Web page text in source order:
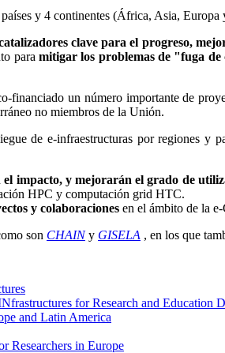
y 4 continentes (África, Asia, Europa
clave para el progreso,
paramitigar los problemas de "fuga
un número importante de
no miembros de la Unión.
de e-infraestructuras por regiones y
impacto, y mejorarán el grado de
HPC y computación grid HTC.
y colaboraciones en el ámbito de la
son CHAINy GISELA , en los que
for Research and Education
and Latin America
Researchers in Europe